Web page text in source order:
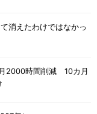
消えたわけではなかっ
2000時間削減 10カ月